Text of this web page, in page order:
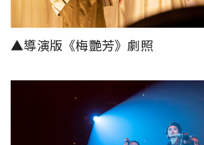
▲導演版《梅艷芳》劇照